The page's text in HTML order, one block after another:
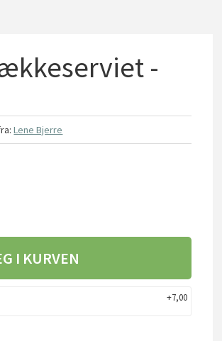
-
Lene Bjerre
I KURVEN
+7,00